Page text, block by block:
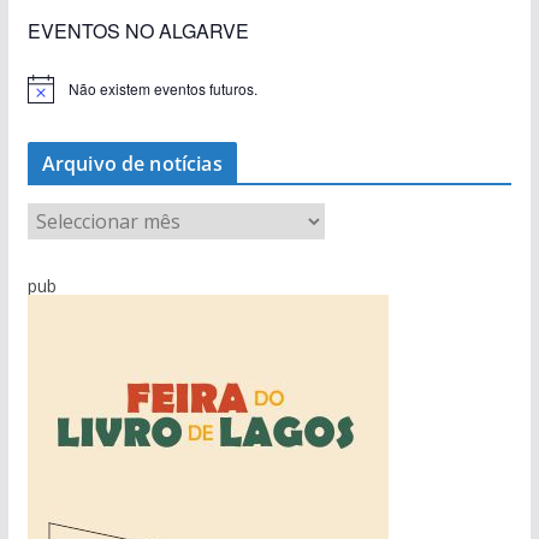
EVENTOS NO ALGARVE
Não existem eventos futuros.
Arquivo de notícias
r
q
pub